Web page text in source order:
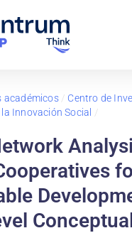
académicos/ Centro de
Innovación Social /